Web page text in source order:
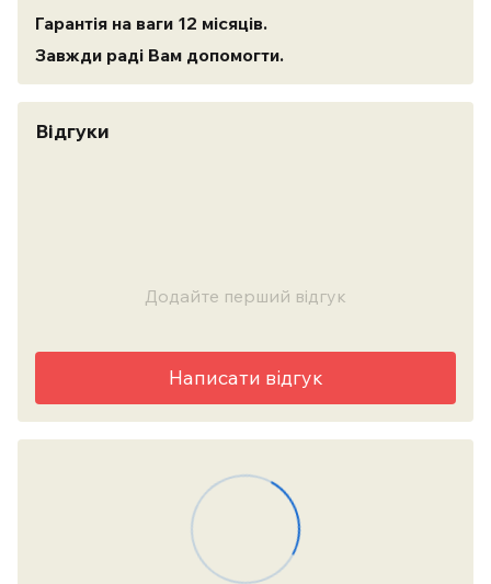
Гарантія на ваги 12 місяців.
Завжди раді Вам допомогти.
Відгуки
Додайте перший відгук
Написати відгук